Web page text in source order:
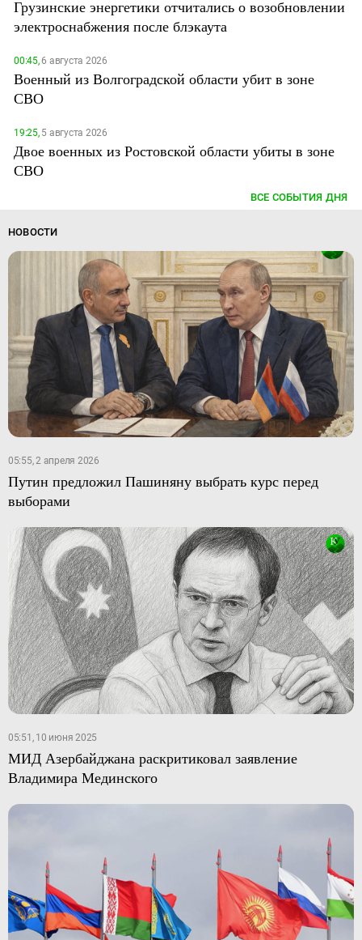
Грузинские энергетики отчитались о возобновлении
электроснабжения после блэкаута
00:45,6 августа 2026
Военный из Волгоградской области убит в зоне
СВО
19:25,5 августа 2026
Двое военных из Ростовской области убиты в зоне
СВО
ВСЕ СОБЫТИЯ ДНЯ
НОВОСТИ
05:55, 2 апреля 2026
Путин предложил Пашиняну выбрать курс перед
выборами
05:51, 10 июня 2025
МИД Азербайджана раскритиковал заявление
Владимира Мединского